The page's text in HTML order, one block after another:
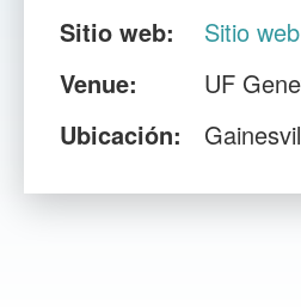
Sitio web:
Sitio web
Venue:
UF
Ubicación: